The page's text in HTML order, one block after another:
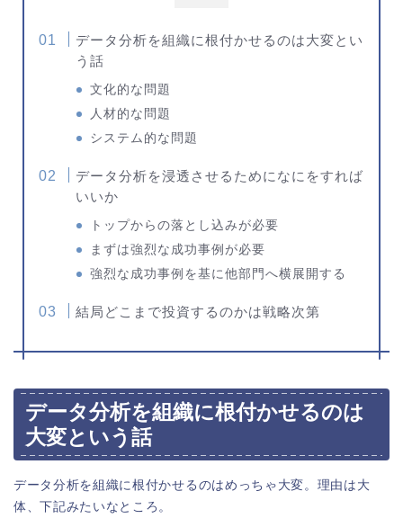
データ分析を組織に根付かせるのは大変とい
う話
文化的な問題
人材的な問題
システム的な問題
データ分析を浸透させるためになにをすれば
いいか
トップからの落とし込みが必要
まずは強烈な成功事例が必要
強烈な成功事例を基に他部門へ横展開する
結局どこまで投資するのかは戦略次第
データ分析を組織に根付かせるのは
大変という話
データ分析を組織に根付かせるのはめっちゃ大変。理由は大
体、下記みたいなところ。